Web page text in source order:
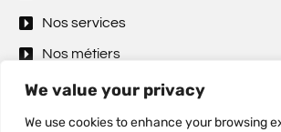
We value your privacy
We use cookies to enhance your browsing
Nos services
Nos métiers
Nos actualités
Contact